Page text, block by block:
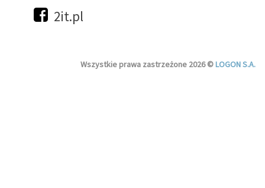
2it.pl
Wszystkie prawa zastrzeżone 2026 ©LOGON S.A.